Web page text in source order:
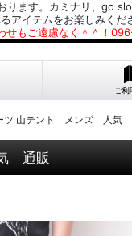
ます。カミナリ、go
アイテムをお楽しみくだ
せもご遠慮なく＾＾！
ご利
ツ 山テント メンズ 人気
通販